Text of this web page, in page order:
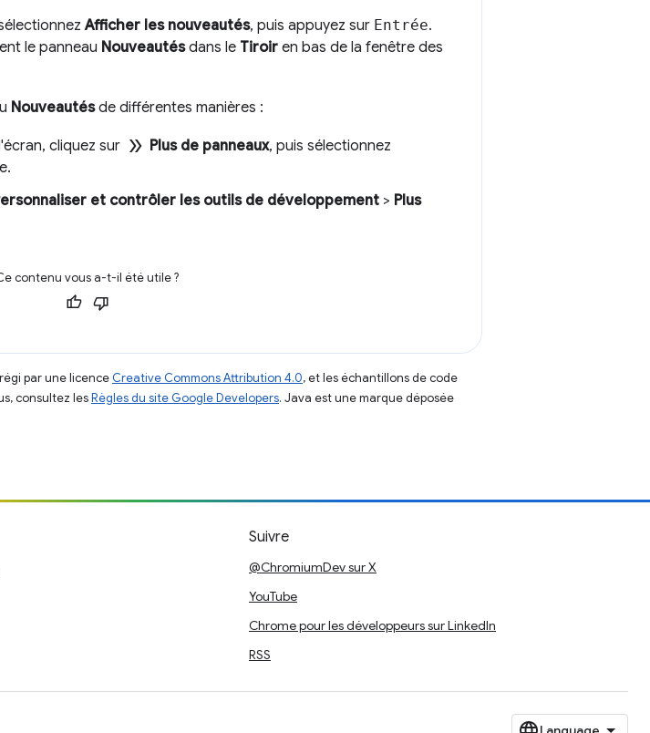
Afficher les nouveautés, puis appuyez sur Entrée.
le panneau Nouveautésdans le Tiroir en bas de la fenêtre des
Nouveautésde différentes manières :
cliquez sur double_arrow Plus de panneaux, puis sélectionnez
et contrôler les outils de développement > Plus
contenu vous a-t-il été utile ?
par une licence Creative Commons Attribution 4.0, et les échantillons de code
consultez lesRègles du site Google Developers. Java est une marque déposée
Suivre
@ChromiumDev sur X
YouTube
Chrome pour les développeurs sur LinkedIn
RSS